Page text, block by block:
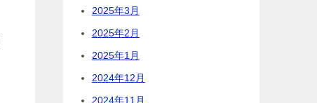
2025年3月
2025年2月
2025年1月
2024年12月
2024年11月